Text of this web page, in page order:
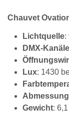
Chauvet
Lichtquelle:
DMX-Kanäle
Lux: 1430
Gewicht: